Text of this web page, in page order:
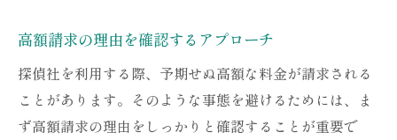
高額請求の理由を確認するアプローチ
探偵社を利用する際、予期せぬ高額な料金が請求される
ことがあります。そのような事態を避けるためには、ま
ず高額請求の理由をしっかりと確認することが重要で